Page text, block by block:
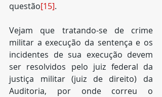
questão[15].
Vejam que tratando-se de crime
militar a execução da sentença e os
incidentes de sua execução devem
ser resolvidos pelo juiz federal da
justiça militar (juiz de direito) da
Auditoria, por onde correu o